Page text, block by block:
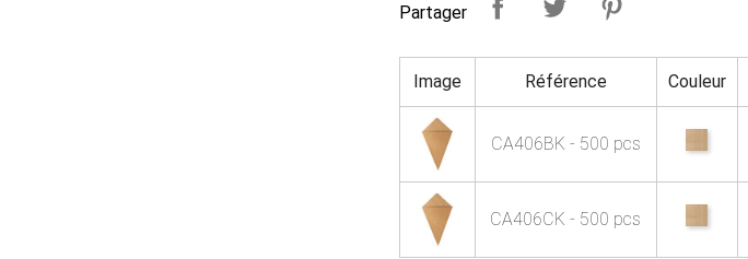
Partager
Image Référence Couleur
CA406BK - 500 pcs
CA406CK - 500 pcs